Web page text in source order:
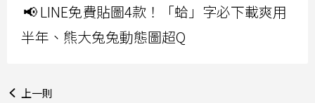
📢 LINE免費貼圖4款！「蛤」字必下載爽用
半年、熊大兔兔動態圖超Q
上一則